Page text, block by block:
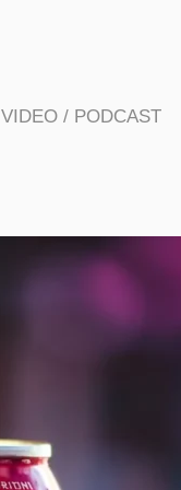
VIDEO / PODCAST